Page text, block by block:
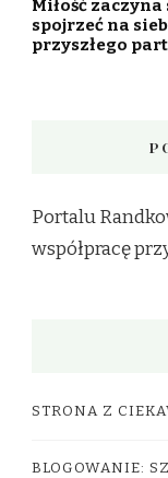
Miłość
spojrzeć na
przyszłego
Portalu
współpracę
STRONA Z
BLOGOWANIE: